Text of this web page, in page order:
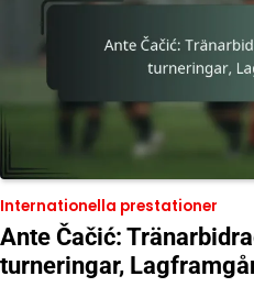
Internationella prestationer
Ante Čačić:
turneringar,